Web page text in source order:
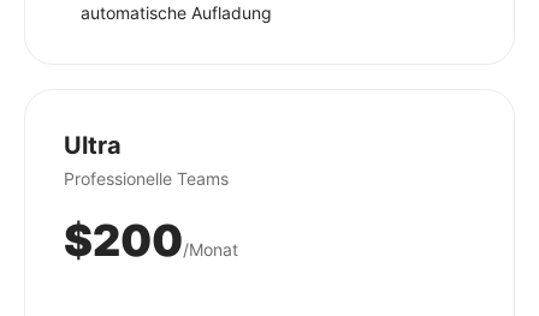
automatische Aufladung
Ultra
Professionelle Teams
$200/Monat